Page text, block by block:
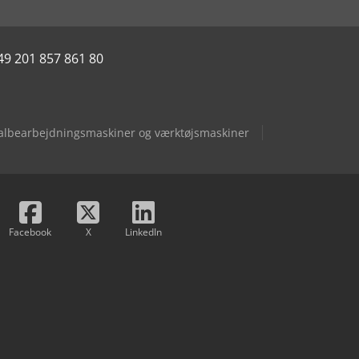
201 857 861 80
og værktøjsmaskiner
Facebook X LinkedIn